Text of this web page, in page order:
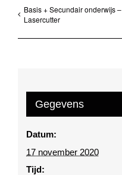
Basis + Secundair onderwijs –
Lasercutter
Gegevens
Datum:
17 november 2020
Tijd: